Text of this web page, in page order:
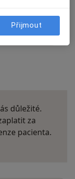
důležité.
za
pacienta.
Přijmout